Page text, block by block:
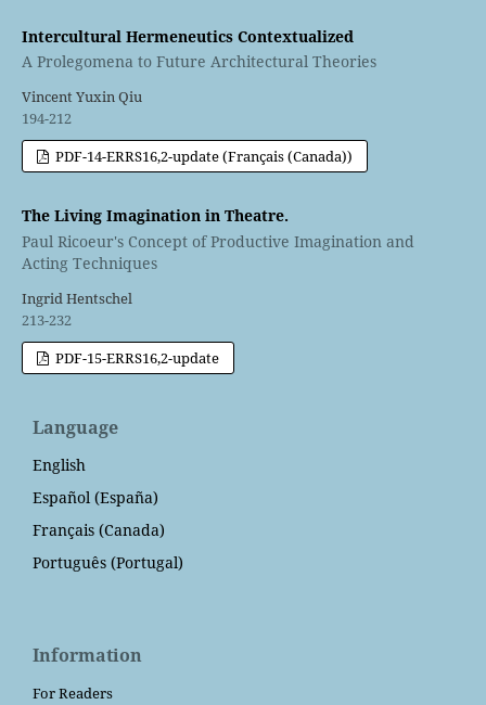
Intercultural Hermeneutics Contextualized
A Prolegomena to Future Architectural Theories
Vincent Yuxin Qiu
194-212
PDF-14-ERRS16,2-update (Français (Canada))
The Living Imagination in Theatre.
Paul Ricoeur's Concept of Productive Imagination and
Acting Techniques
Ingrid Hentschel
213-232
PDF-15-ERRS16,2-update
Language
English
Español (España)
Français (Canada)
Português (Portugal)
Information
For Readers